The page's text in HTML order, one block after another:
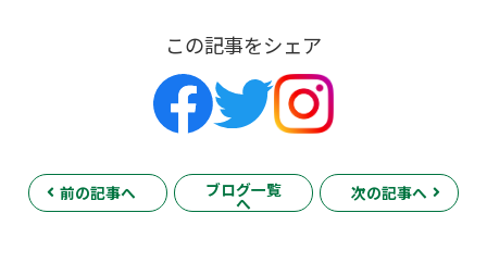
この記事をシェア
前の記事へ ブログ一覧
へ
次の記事へ